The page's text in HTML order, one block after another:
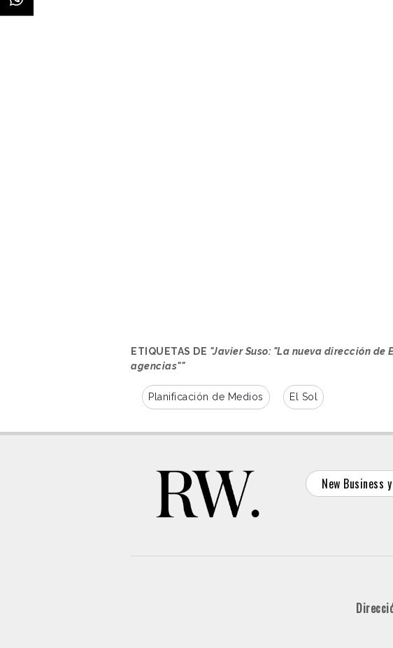
ETIQUETAS DE "Javier Suso: "La nueva dirección de
agencias""
Planificación de Medios El Sol
New Business